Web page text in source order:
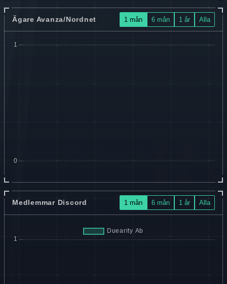
Ägare Avanza/Nordnet 1 mån 6 mån 1 år Alla
Medlemmar Discord 1 mån 6 mån 1 år Alla